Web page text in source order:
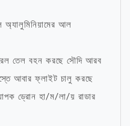
অ্যালুমিনিয়ামের আল
তেল বহন করছে সৌদি আরব
আবার ফ্লাইট চালু করছে
ড্রোন হা/ম/লা/য় রাডার